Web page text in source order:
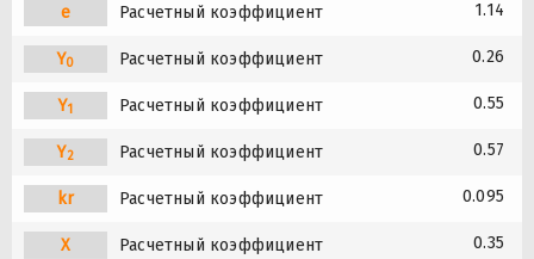
e Расчетный коэффициент 1.14
Y0 Расчетный коэффициент 0.26
Y1 Расчетный коэффициент 0.55
Y2 Расчетный коэффициент 0.57
kr Расчетный коэффициент 0.095
X Расчетный коэффициент 0.35